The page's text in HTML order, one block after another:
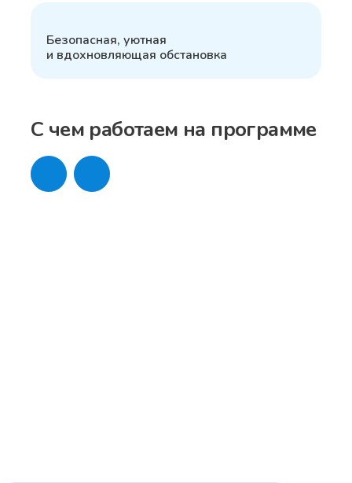
Безопасная, уютная
и вдохновляющая обстановка
С чем работаем на программе